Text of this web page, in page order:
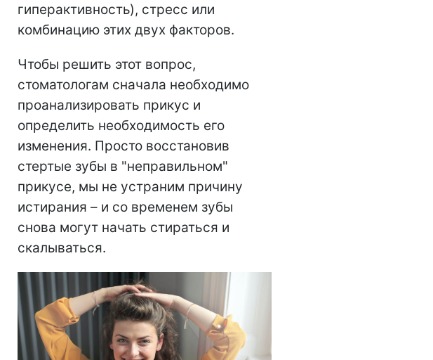
гиперактивность), стресс или
комбинацию этих двух факторов.
Чтобы решить этот вопрос,
стоматологам сначала необходимо
проанализировать прикус и
определить необходимость его
изменения. Просто восстановив
стертые зубы в "неправильном"
прикусе, мы не устраним причину
истирания – и со временем зубы
снова могут начать стираться и
скалываться.